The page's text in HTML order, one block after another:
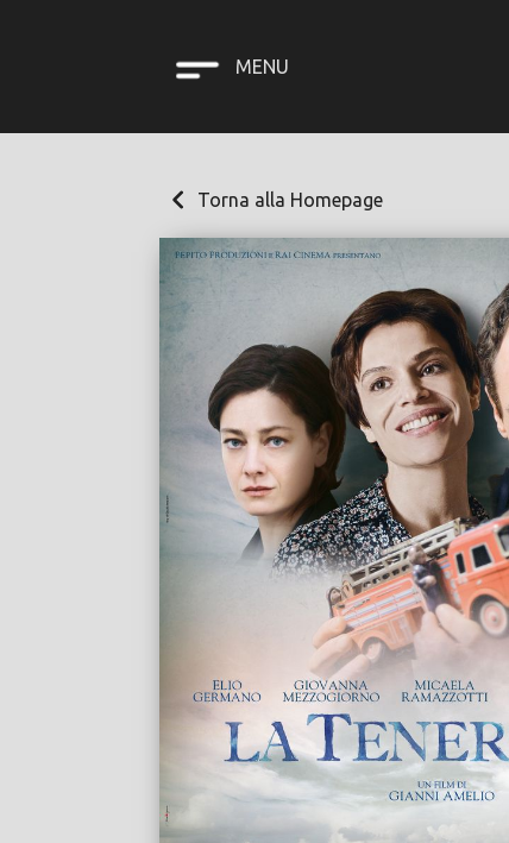
MENU
Torna alla Homepage